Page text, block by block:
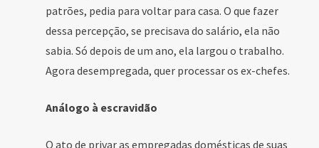
patrões, pedia para voltar para casa. O que fazer
dessa percepção, se precisava do salário, ela não
sabia. Só depois de um ano, ela largou o trabalho.
Agora desempregada, quer processar os ex-chefes.
Análogo à escravidão
O ato de privar as empregadas domésticas de suas